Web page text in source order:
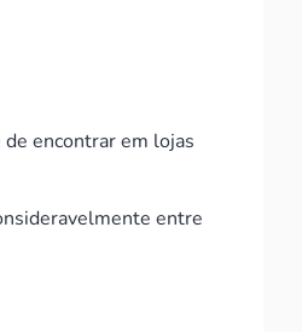
encontrar em lojas
entre